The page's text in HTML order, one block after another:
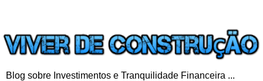
Blog sobre Investimentos e Tranquilidade Financeira ...